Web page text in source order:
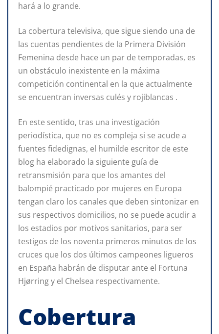
hará a lo grande.
La cobertura televisiva, que sigue siendo una de
las cuentas pendientes de la Primera División
Femenina desde hace un par de temporadas, es
un obstáculo inexistente en la máxima
competición continental en la que actualmente
se encuentran inversas culés y rojiblancas .
En este sentido, tras una investigación
periodística, que no es compleja si se acude a
fuentes fidedignas, el humilde escritor de este
blog ha elaborado la siguiente guía de
retransmisión para que los amantes del
balompié practicado por mujeres en Europa
tengan claro los canales que deben sintonizar en
sus respectivos domicilios, no se puede acudir a
los estadios por motivos sanitarios, para ser
testigos de los noventa primeros minutos de los
cruces que los dos últimos campeones ligueros
en España habrán de disputar ante el Fortuna
Hjørring y el Chelsea respectivamente.
Cobertura